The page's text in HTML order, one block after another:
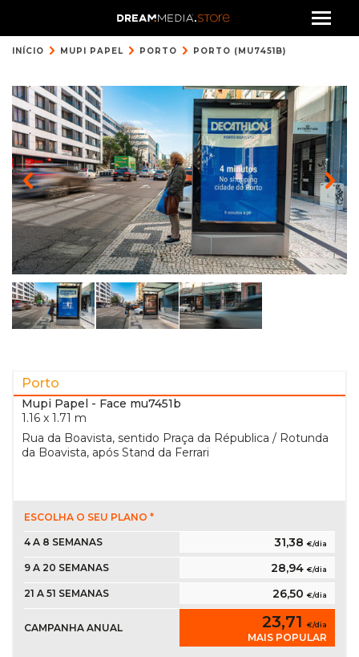
INÍCIO MUPI PAPEL PORTO PORTO (MU7451B)
Porto
Mupi Papel - Face mu7451b
1.16 x 1.71 m
Rua da Boavista, sentido Praça da Républica / Rotunda
da Boavista, após Stand da Ferrari
ESCOLHA O SEU PLANO *
4 A 8 SEMANAS 31,38 €/dia
9 A 20 SEMANAS 28,94 €/dia
21 A 51 SEMANAS 26,50 €/dia
CAMPANHA ANUAL 23,71 €/dia
MAIS POPULAR